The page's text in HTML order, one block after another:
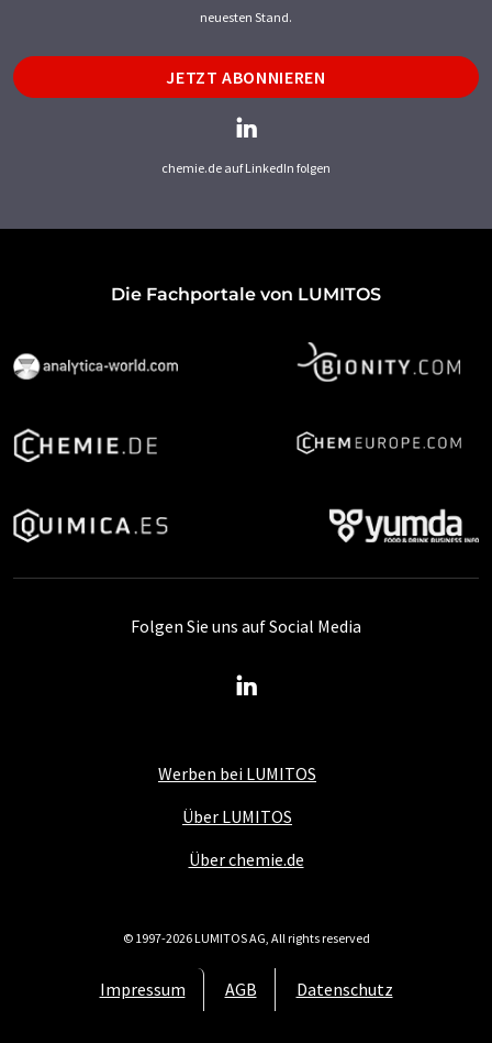
neuesten Stand.
JETZT ABONNIEREN
chemie.de auf LinkedIn folgen
Die Fachportale von LUMITOS
Werben bei LUMITOS
Über LUMITOS
Über chemie.de
Impressum AGB Datenschutz
Folgen Sie uns auf Social Media
© 1997-2026 LUMITOS AG, All rights reserved